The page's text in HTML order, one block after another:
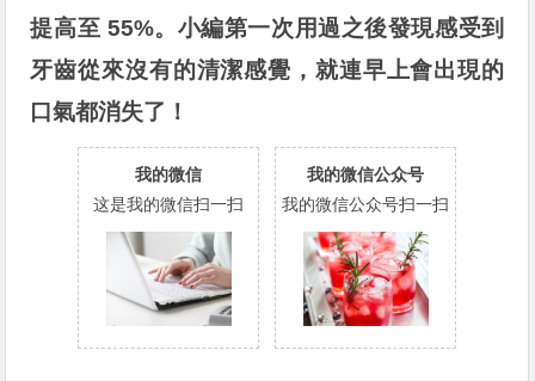
提高至 55%。小編第一次用過之後發現感受到
牙齒從來沒有的清潔感覺，就連早上會出現的
口氣都消失了！
我的微信
这是我的微信扫一扫
我的微信公众号
我的微信公众号扫一扫